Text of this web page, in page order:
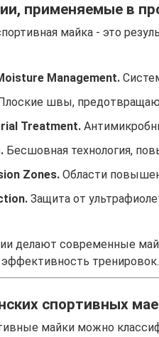
применяемые в
майка - это
Management.
швы,
Treatment.
Бесшовная технология,
Zones. Области
Защита от
делают современные
тренировок.
спортивных
майки можно